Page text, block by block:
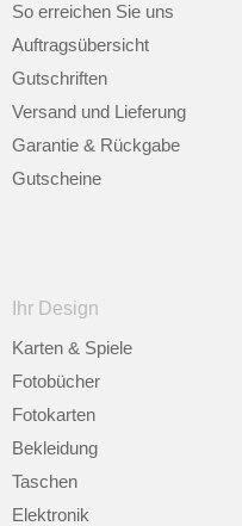
So erreichen Sie uns
Auftragsübersicht
Gutschriften
Versand und Lieferung
Garantie & Rückgabe
Gutscheine
Ihr Design
Karten & Spiele
Fotobücher
Fotokarten
Bekleidung
Taschen
Elektronik